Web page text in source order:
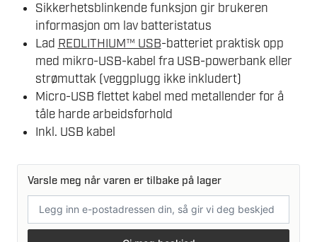
Sikkerhetsblinkende funksjon gir brukeren
informasjon om lav batteristatus
Lad REDLITHIUM™ USB-batteriet praktisk opp
med mikro-USB-kabel fra USB-powerbank eller
strømuttak (veggplugg ikke inkludert)
Micro-USB flettet kabel med metallender for å
tåle harde arbeidsforhold
Inkl. USB kabel
Varsle meg når varen er tilbake på lager
postadresse